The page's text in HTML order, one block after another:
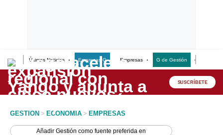
Últimas Noticias Empresas G Empresas G de Gestión
Lo último
Peru Quiosco SUSCRÍBETE
GESTION > ECONOMIA > EMPRESAS
AñadirGestión como fuente preferida en